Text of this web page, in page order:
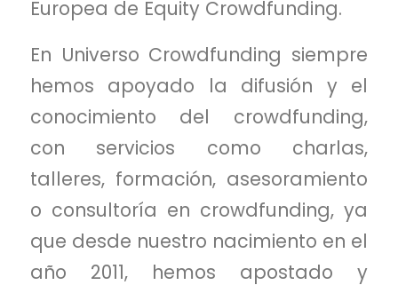
Europea de Equity Crowdfunding.
En Universo Crowdfunding siempre
hemos apoyado la difusión y el
conocimiento del crowdfunding,
con servicios como charlas,
talleres, formación, asesoramiento
o consultoría en crowdfunding, ya
que desde nuestro nacimiento en el
año 2011, hemos apostado y